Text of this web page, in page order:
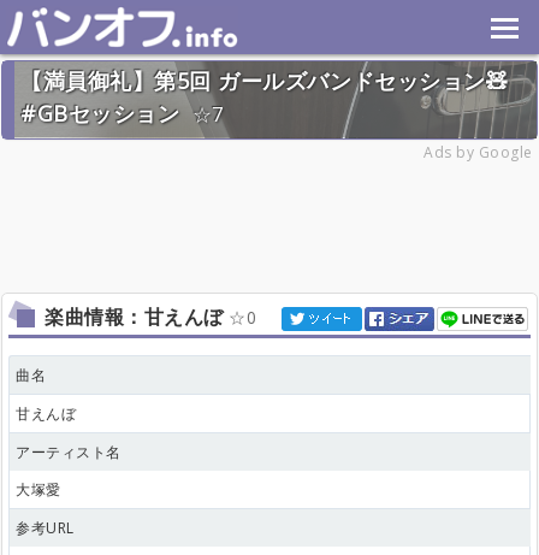
【満員御礼】第5回 ガールズバンドセッション🧸
#GBセッション
7
Ads by Google
楽曲情報：甘えんぼ 0
曲名
甘えんぼ
アーティスト名
大塚愛
参考URL